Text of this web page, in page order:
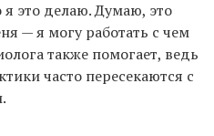
это делаю. Думаю, это
— я могу работать с чем
также помогает, ведь
часто пересекаются с